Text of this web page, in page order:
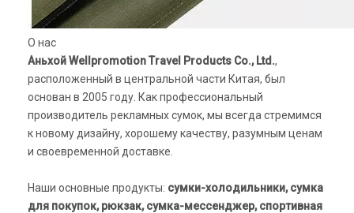
О нас
Аньхой Wellpromotion Travel Products Co., Ltd.,
расположенный в центральной части Китая, был
основан в 2005 году. Как профессиональный
производитель рекламных сумок, мы всегда стремимся
к новому дизайну, хорошему качеству, разумным ценам
и своевременной доставке.
Наши основные продукты: сумки-холодильники, сумка
для покупок, рюкзак, сумка-мессенджер, спортивная